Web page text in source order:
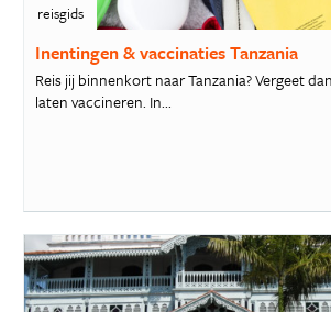
reisgids
Inentingen & vaccinaties Tanzania
Reis jij binnenkort naar Tanzania? Vergeet
laten vaccineren. In...